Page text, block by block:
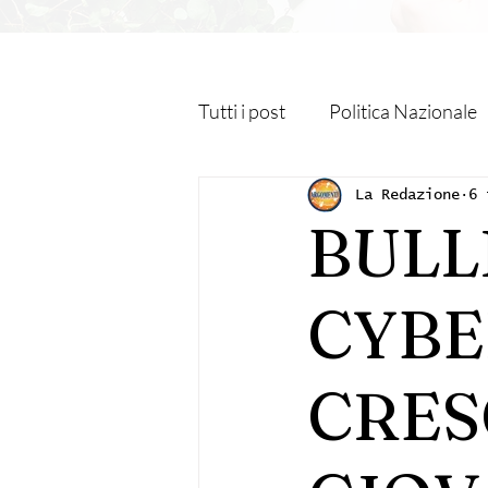
Tutti i post Politica Nazionale
Roma Capitale Regione
Religione Monteporzio
La Redazione 6